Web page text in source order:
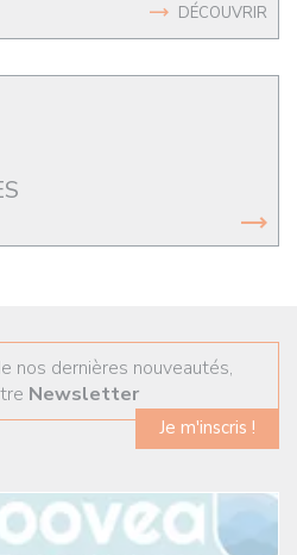
DÉCOUVRIR
nos dernières nouveautés,
Newsletter
Je m'inscris !